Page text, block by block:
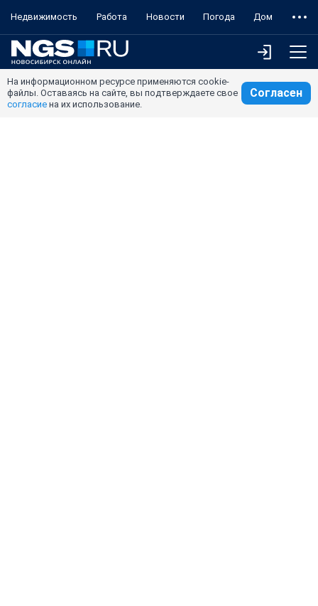
Недвижимость Работа Новости Погода Дом
На информационном ресурсе применяются cookie-
файлы. Оставаясь на сайте, вы подтверждаете свое
согласие на их использование.
Согласен